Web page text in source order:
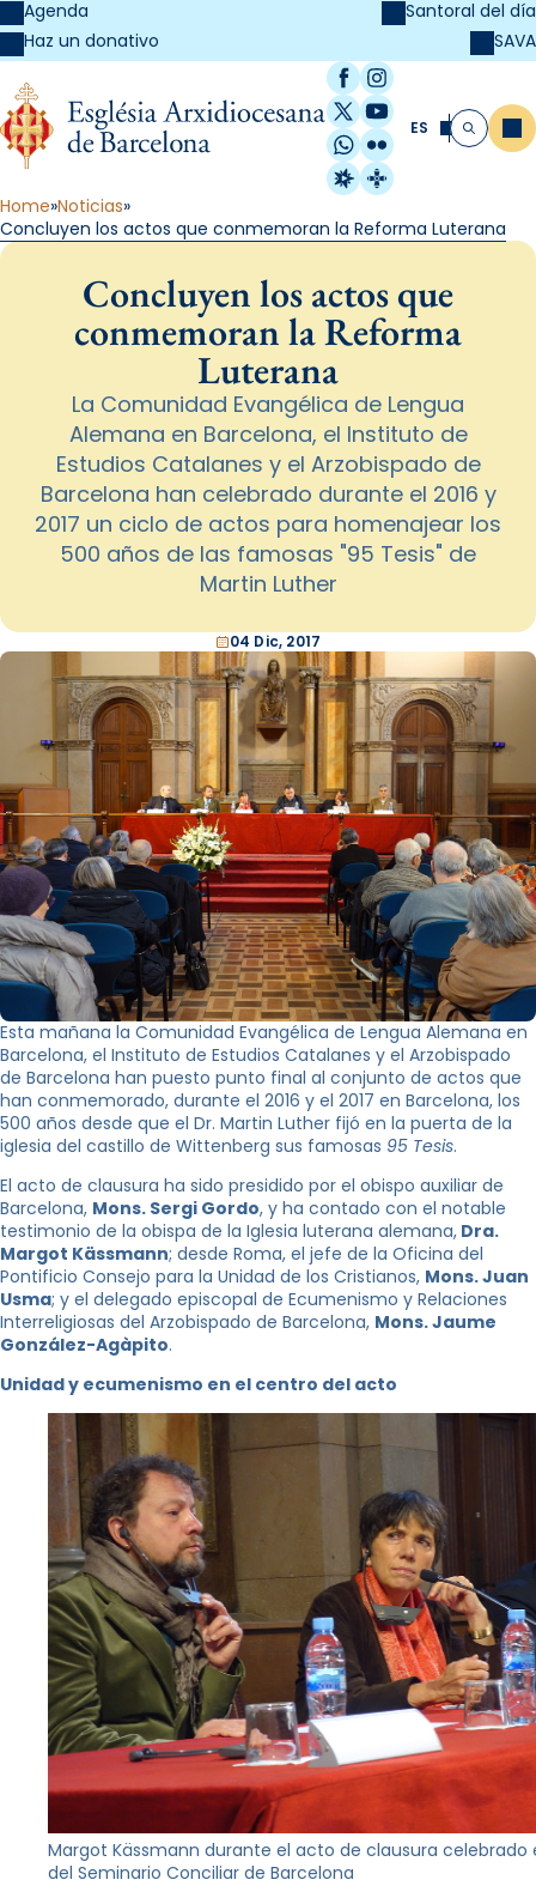
Agenda
Haz un donativo
Santoral del día
SAVA
Facebook
Instagram
X / Twitter
YouTube
WhatsApp
Flickr
Radio Estel
Catalunya
ES Buscar
Home Noticias
Concluyen los actos que conmemoran la Reforma Luterana
Concluyen los actos que
conmemoran la Reforma
Luterana
La Comunidad Evangélica de Lengua
Alemana en Barcelona, el Instituto de
Estudios Catalanes y el Arzobispado de
Barcelona han celebrado durante el 2016 y
2017 un ciclo de actos para homenajear los
500 años de las famosas "95 Tesis" de
Martin Luther
04 Dic, 2017
Esta mañana la Comunidad Evangélica de Lengua Alemana en
Barcelona, ​​el Instituto de Estudios Catalanes y el Arzobispado
de Barcelona han puesto punto final al conjunto de actos que
han conmemorado, durante el 2016 y el 2017 en Barcelona, ​​los
500 años desde que el Dr. Martin Luther fijó en la puerta de la
iglesia del castillo de Wittenberg sus famosas 95 Tesis.
El acto de clausura ha sido presidido por el obispo auxiliar de
Barcelona, ​​Mons. Sergi Gordo, y ha contado con el notable
testimonio de la obispa de la Iglesia luterana alemana, Dra.
Margot Kässmann; desde Roma, el jefe de la Oficina del
Pontificio Consejo para la Unidad de los Cristianos, Mons. Juan
Usma; y el delegado episcopal de Ecumenismo y Relaciones
Interreligiosas del Arzobispado de Barcelona, ​​Mons. Jaume
González-Agàpito.
Unidad y ecumenismo en el centro del acto
Margot Kässmann durante el acto de clausura celebrado
del Seminario Conciliar de Barcelona